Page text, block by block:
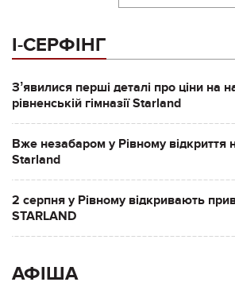
І-СЕРФІНГ
Зʼявилися перші деталі про ціни на
рівненській гімназії Starland
Вже незабаром у Рівному відкриття
Starland
2 серпня у Рівному відкривають
STARLAND
АФІША